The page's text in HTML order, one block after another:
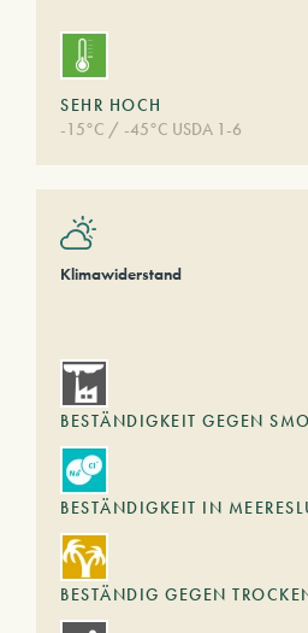
SEHR HOCH
-15°C / -45°C USDA 1-6
Klimawiderstand
BESTÄNDIGKEIT GEGEN
BESTÄNDIGKEIT IN
BESTÄNDIG GEGEN